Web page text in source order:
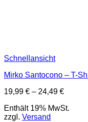
Schnellansicht
Mirko Santocono – T-
19,99 € – 24,49 €
bis
Enthält 19% MwSt.
zzgl. Versand